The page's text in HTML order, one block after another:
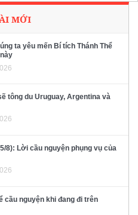
MỚI
ta yêu mến Bí tích Thánh Thể
tông du Uruguay, Argentina và
8): Lời cầu nguyện phụng vụ của
cầu nguyện khi đang đi trên